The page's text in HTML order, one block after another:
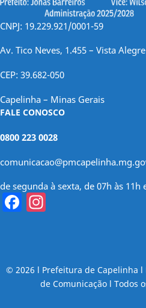
CNPJ: 19.229.921/0001-59
Av. Tico Neves, 1.455 – Vista Alegre
CEP: 39.682-050
Capelinha – Minas Gerais
FALE CONOSCO
0800 223 0028
de segunda à sexta, de 07h às 11h
Facebook
© 2026 l Prefeitura de Capelinha l
de Comunicação l Todos